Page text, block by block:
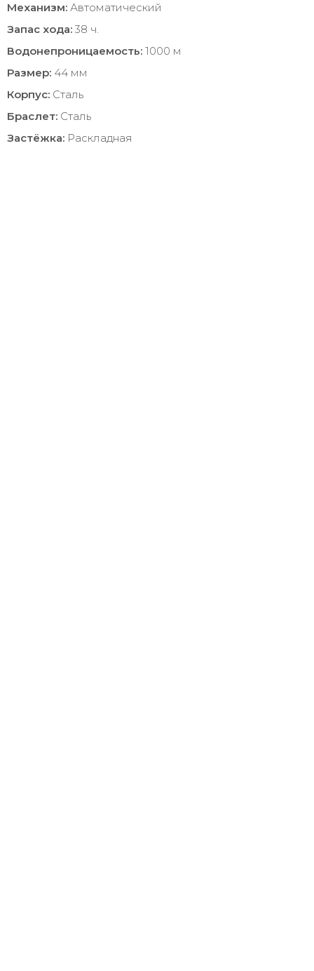
Механизм: Автоматический
Запас хода: 38 ч.
Водонепроницаемость: 1000 м
Размер: 44 мм
Корпус: Сталь
Браслет: Сталь
Застёжка: Раскладная